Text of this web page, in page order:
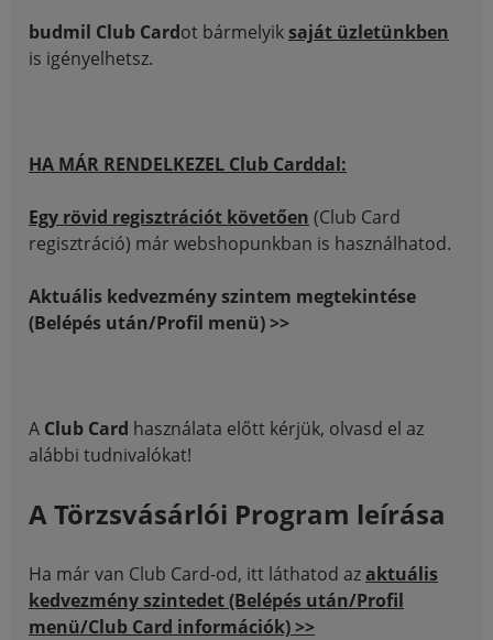
budmil Club Cardot bármelyiksaját üzletünkben
is igényelhetsz.
HA MÁR RENDELKEZEL Club Carddal:
Egy rövid regisztrációt követően (Club Card
regisztráció) már webshopunkban is használhatod.
Aktuális kedvezmény szintem megtekintése
(Belépés után/Profil menü) >>
A Club Card használata előtt kérjük, olvasd el az
alábbi tudnivalókat!
A Törzsvásárlói Program leírása
Ha már van Club Card-od, itt láthatod azaktuális
kedvezmény szintedet (Belépés után/Profil
menü/Club Card információk) >>